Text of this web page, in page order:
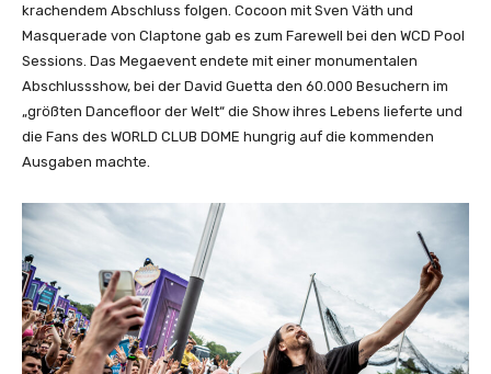
krachendem Abschluss folgen. Cocoon mit Sven Väth und
Masquerade von Claptone gab es zum Farewell bei den WCD Pool
Sessions. Das Megaevent endete mit einer monumentalen
Abschlussshow, bei der David Guetta den 60.000 Besuchern im
„größten Dancefloor der Welt“ die Show ihres Lebens lieferte und
die Fans des WORLD CLUB DOME hungrig auf die kommenden
Ausgaben machte.